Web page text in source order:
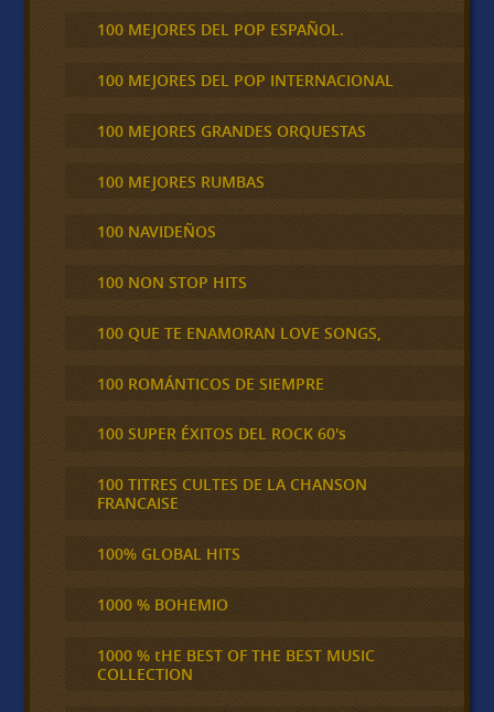
100 MEJORES DEL POP ESPAÑOL.
100 MEJORES DEL POP INTERNACIONAL
100 MEJORES GRANDES ORQUESTAS
100 MEJORES RUMBAS
100 NAVIDEÑOS
100 NON STOP HITS
100 QUE TE ENAMORAN LOVE SONGS,
100 ROMÁNTICOS DE SIEMPRE
100 SUPER ÉXITOS DEL ROCK 60's
100 TITRES CULTES DE LA CHANSON
FRANCAISE
100% GLOBAL HITS
1000 % BOHEMIO
1000 % tHE BEST OF THE BEST MUSIC
COLLECTION